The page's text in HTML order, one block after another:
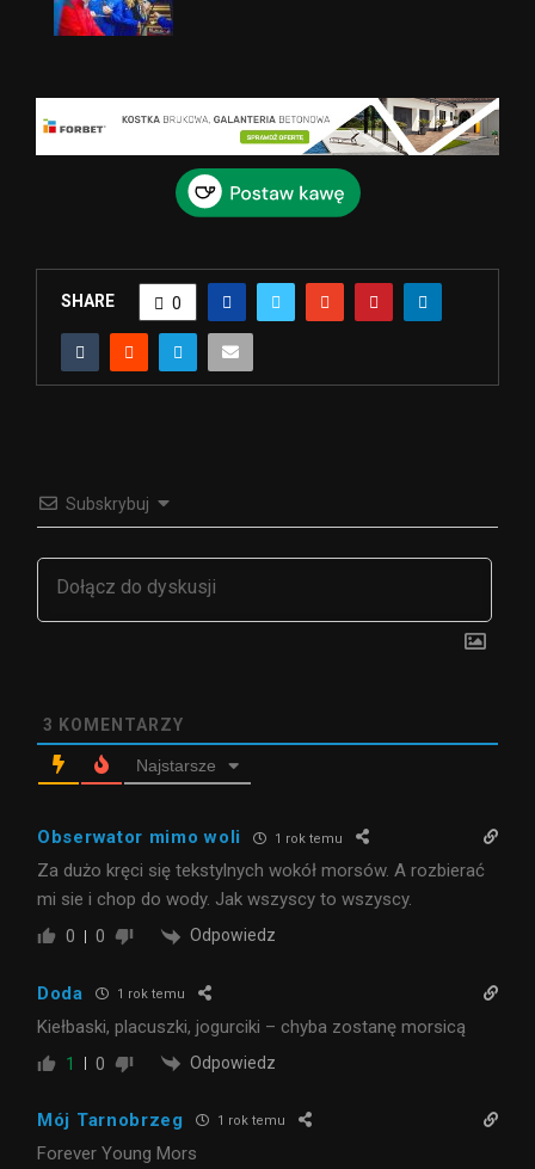
SHARE 0
Subskrybuj
3 KOMENTARZY
Najstarsze
Obserwator mimo woli 1 rok temu
Za dużo kręci się tekstylnych wokół morsów. A rozbierać
mi sie i chop do wody. Jak wszyscy to wszyscy.
0 0 Odpowiedz
Doda 1 rok temu
Kiełbaski, placuszki, jogurciki – chyba zostanę morsicą
1 0 Odpowiedz
Mój Tarnobrzeg 1 rok temu
Forever Young Mors